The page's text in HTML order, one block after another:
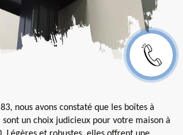
nous avons constaté que les boîtes à
un choix judicieux pour votre maison à